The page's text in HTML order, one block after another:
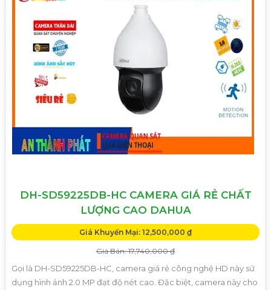
DH-SD59225DB-HC CAMERA GIÁ RẺ CHẤT
LƯỢNG CAO DAHUA
Giá Khuyến Mại: 12,500,000 ₫
Giá Bán: 17,740,000 ₫
Gọi là DH-SD59225DB-HC, camera giá rẻ công nghệ HD này sử
dụng hình ảnh 2.0 MP đạt độ nét cao. Đặc biệt, camera này cho